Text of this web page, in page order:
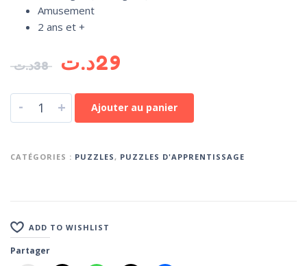
Amusement
2 ans et +
38د.ت 29د.ت
- + Ajouter au panier
CATÉGORIES : PUZZLES, PUZZLES D'APPRENTISSAGE
ADD TO WISHLIST
Partager